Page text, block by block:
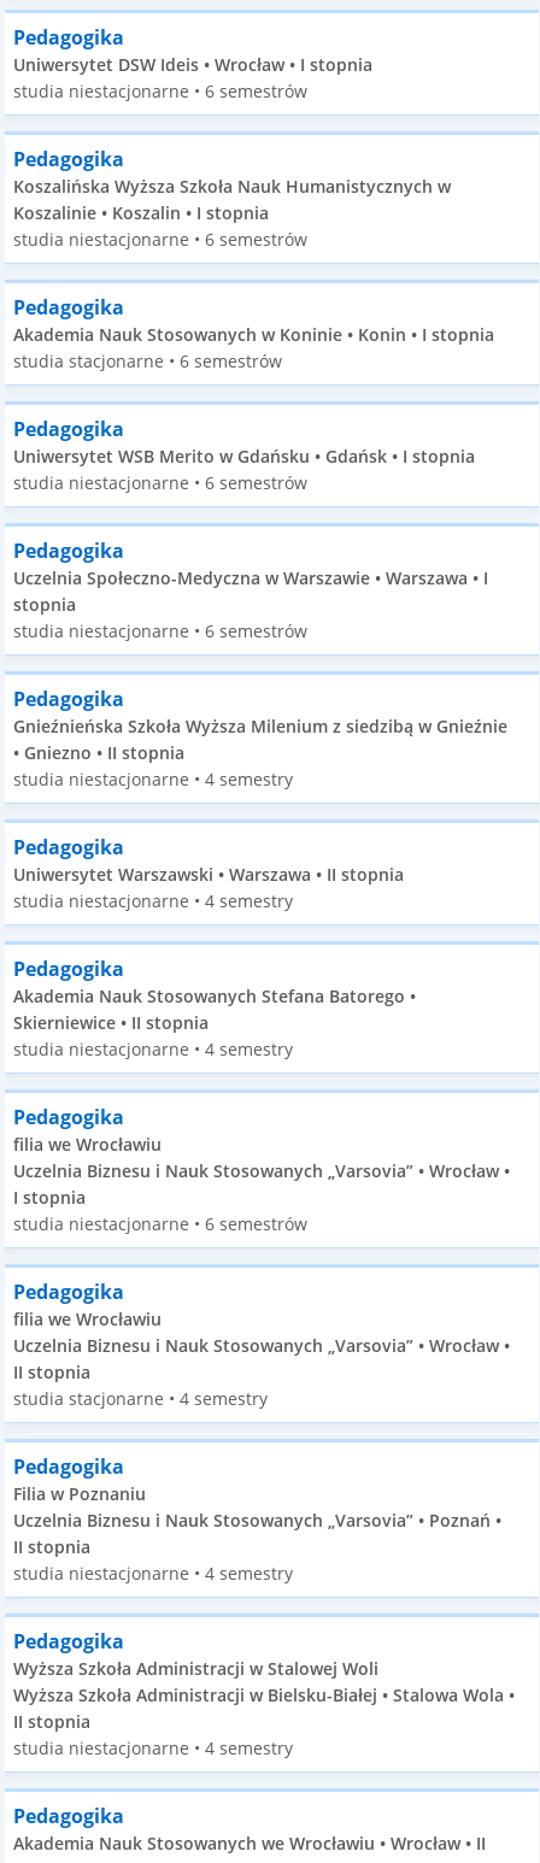
Pedagogika
Uniwersytet DSW Ideis • Wrocław • I stopnia
studia niestacjonarne • 6 semestrów
Pedagogika
Koszalińska Wyższa Szkoła Nauk Humanistycznych w
Koszalinie • Koszalin • I stopnia
studia niestacjonarne • 6 semestrów
Pedagogika
Akademia Nauk Stosowanych w Koninie • Konin • I stopnia
studia stacjonarne • 6 semestrów
Pedagogika
Uniwersytet WSB Merito w Gdańsku • Gdańsk • I stopnia
studia niestacjonarne • 6 semestrów
Pedagogika
Uczelnia Społeczno-Medyczna w Warszawie • Warszawa • I
stopnia
studia niestacjonarne • 6 semestrów
Pedagogika
Gnieźnieńska Szkoła Wyższa Milenium z siedzibą w Gnieźnie
• Gniezno • II stopnia
studia niestacjonarne • 4 semestry
Pedagogika
Uniwersytet Warszawski • Warszawa • II stopnia
studia niestacjonarne • 4 semestry
Pedagogika
Akademia Nauk Stosowanych Stefana Batorego •
Skierniewice • II stopnia
studia niestacjonarne • 4 semestry
Pedagogika
filia we Wrocławiu
Uczelnia Biznesu i Nauk Stosowanych „Varsovia” • Wrocław •
I stopnia
studia niestacjonarne • 6 semestrów
Pedagogika
filia we Wrocławiu
Uczelnia Biznesu i Nauk Stosowanych „Varsovia” • Wrocław •
II stopnia
studia stacjonarne • 4 semestry
Pedagogika
Filia w Poznaniu
Uczelnia Biznesu i Nauk Stosowanych „Varsovia” • Poznań •
II stopnia
studia niestacjonarne • 4 semestry
Pedagogika
Wyższa Szkoła Administracji w Stalowej Woli
Wyższa Szkoła Administracji w Bielsku-Białej • Stalowa Wola •
II stopnia
studia niestacjonarne • 4 semestry
Pedagogika
Akademia Nauk Stosowanych we Wrocławiu • Wrocław • II